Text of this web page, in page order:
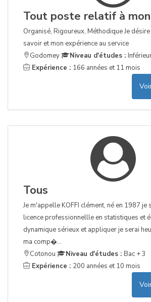
Tout poste relatif à
Organisé, Rigoureux, Méthodique Je
savoir et mon expérience au service
Godomey
Niveau d'études :
Expérience : 166 années et 11 mois
Tous
Je m'appelle KOFFI clément, né en 1987 je
licence professionnellle en statistiques et
dynamique sérieux et appliquer je serai
ma comp�...
Cotonou
Niveau d'études : Bac + 3
Expérience : 200 années et 10 mois